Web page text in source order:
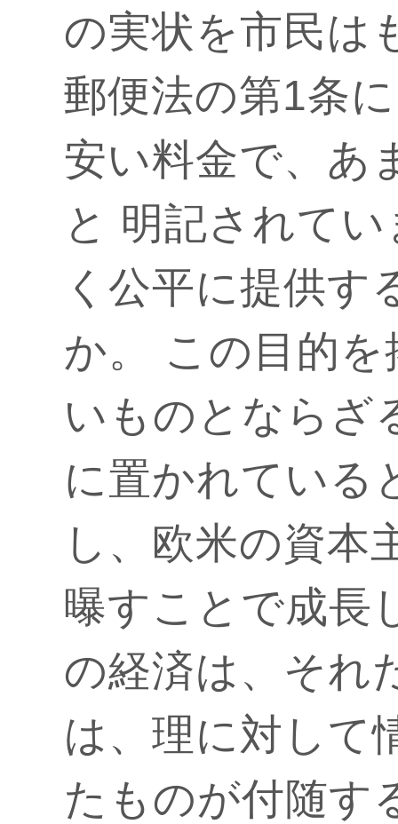
の実状を市民は
郵便法の第1条
安い料金で、あ
と 明記されて
く公平に提供す
か。 この目的
いものとならざ
に置かれている
し、欧米の資本
曝すことで成長
の経済は、それ
は、理に対して
たものが付随す